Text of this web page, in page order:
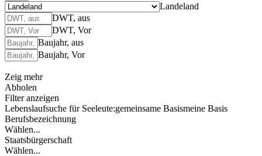
Landeland
DWT, aus
DWT, Vor
Baujahr, aus
Baujahr, Vor
Zeig mehr
Abholen
Filter anzeigen
Lebenslaufsuche für Seeleute:gemeinsame Basismeine Basis
Berufsbezeichnung
Wählen...
Staatsbürgerschaft
Wählen...